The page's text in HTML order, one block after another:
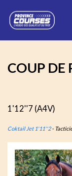
COUP DE
1'12''7 (A4V)
Coktail Jet 1'11''2-